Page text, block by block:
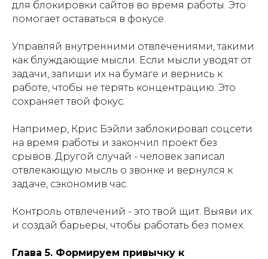
для блокировки сайтов во время работы. Это
помогает оставаться в фокусе.
Управляй внутренними отвлечениями, такими
как блуждающие мысли. Если мысли уводят от
задачи, запиши их на бумаге и вернись к
работе, чтобы не терять концентрацию. Это
сохраняет твой фокус.
Например, Крис Бэйли заблокировал соцсети
на время работы и закончил проект без
срывов. Другой случай - человек записал
отвлекающую мысль о звонке и вернулся к
задаче, сэкономив час.
Контроль отвлечений - это твой щит. Выяви их
и создай барьеры, чтобы работать без помех.
Глава 5. Формируем привычку к